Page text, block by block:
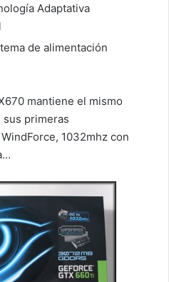
Adaptativa
de alimentación
mantiene el mismo
sus primeras
1032mhz con